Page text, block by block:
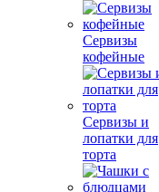
Сервизы
кофейные
Сервизы и
лопатки для
торта